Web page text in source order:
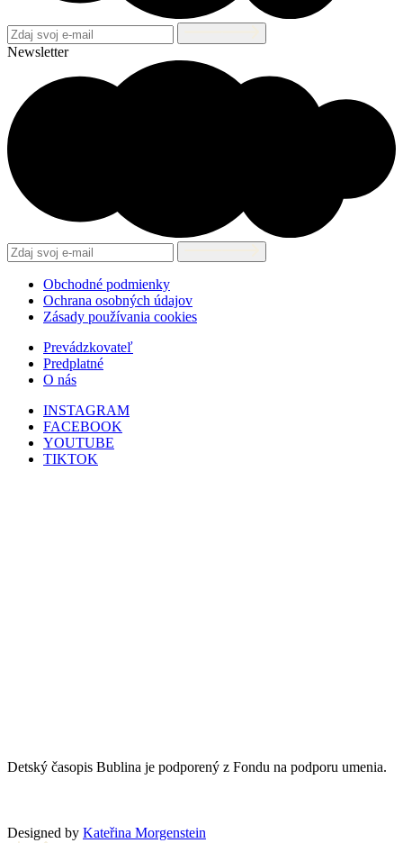
Newsletter
Obchodné podmienky
Ochrana osobných údajov
Zásady používania cookies
Prevádzkovateľ
Predplatné
O nás
INSTAGRAM
FACEBOOK
YOUTUBE
TIKTOK
Detský časopis Bublina je podporený z Fondu na podporu umenia.
Designed by Kateřina Morgenstein